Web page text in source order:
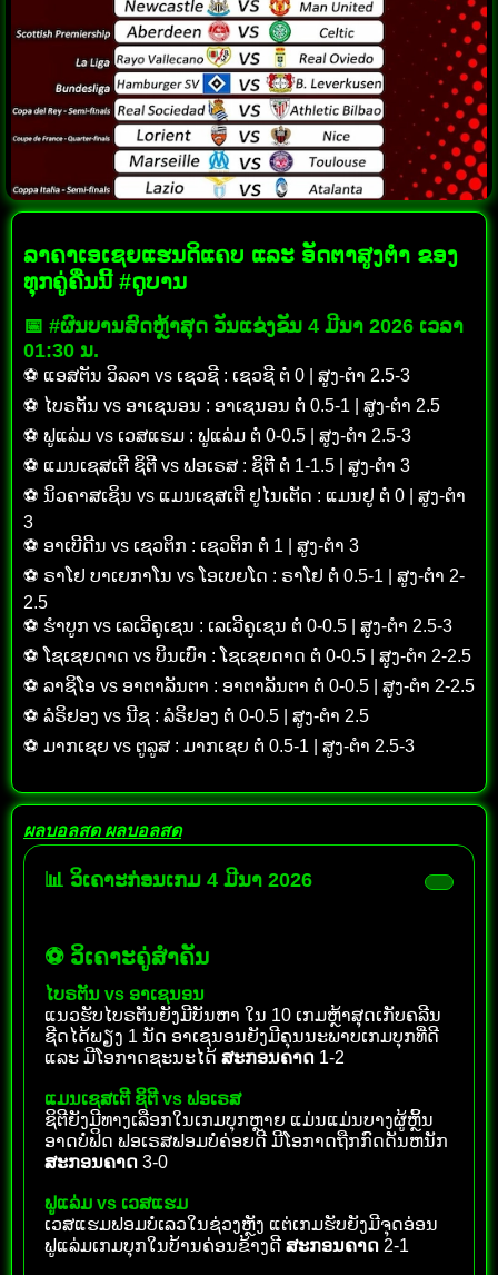
ລາຄາເອເຊຍແຮນດິແຄບ ແລະ ອັດຕາສູງຕໍາ ຂອງ
ທຸກຄູ່ຄືນນີ້ #ດູບານ
📅 #ຜົນບານສົດຫຼ້າສຸດ ວັນແຂ່ງຂັນ 4 ມີນາ 2026 ເວລາ
01:30 ນ.
⚽ ແອສຕັນ ວິລລາ vs ເຊວຊີ : ເຊວຊີ ຕໍ່ 0 | ສູງ-ຕໍາ 2.5-3
⚽ ໄບຣຕັນ vs ອາເຊນອນ : ອາເຊນອນ ຕໍ່ 0.5-1 | ສູງ-ຕໍາ 2.5
⚽ ຟູແລ່ມ vs ເວສແຮມ : ຟູແລ່ມ ຕໍ່ 0-0.5 | ສູງ-ຕໍາ 2.5-3
⚽ ແມນເຊສເຕີ ຊິຕີ vs ຟອເຣສ : ຊິຕີ ຕໍ່ 1-1.5 | ສູງ-ຕໍາ 3
⚽ ນິວຄາສເຊິນ vs ແມນເຊສເຕີ ຢູໄນເຕັດ : ແມນຢູ ຕໍ່ 0 | ສູງ-ຕໍາ
3
⚽ ອາເບີດີນ vs ເຊວຕິກ : ເຊວຕິກ ຕໍ່ 1 | ສູງ-ຕໍາ 3
⚽ ຣາໂຢ ບາເຍກາໂນ vs ໂອເບຍໂດ : ຣາໂຢ ຕໍ່ 0.5-1 | ສູງ-ຕໍາ 2-
2.5
⚽ ຮຳບູກ vs ເລເວີຄູເຊນ : ເລເວີຄູເຊນ ຕໍ່ 0-0.5 | ສູງ-ຕໍາ 2.5-3
⚽ ໂຊເຊຍດາດ vs ບິນເບົາ : ໂຊເຊຍດາດ ຕໍ່ 0-0.5 | ສູງ-ຕໍາ 2-2.5
⚽ ລາຊິໂອ vs ອາຕາລັນຕາ : ອາຕາລັນຕາ ຕໍ່ 0-0.5 | ສູງ-ຕໍາ 2-2.5
⚽ ລໍຣິຢອງ vs ນີຊ : ລໍຣິຢອງ ຕໍ່ 0-0.5 | ສູງ-ຕໍາ 2.5
⚽ ມາກເຊຍ vs ຕູລູສ : ມາກເຊຍ ຕໍ່ 0.5-1 | ສູງ-ຕໍາ 2.5-3
ผลบอลสดผลบอลสด
📊 ວິເຄາະກ່ອນເກມ 4 ມີນາ 2026
⚽ ວິເຄາະຄູ່ສຳຄັນ
ໄບຣຕັນ vs ອາເຊນອນ
ແນວຮັບໄບຣຕັນຍັງມີບັນຫາ ໃນ 10 ເກມຫຼ້າສຸດເກັບຄລີນ
ຊີດໄດ້ພຽງ 1 ນັດ ອາເຊນອນຍັງມີຄຸນນະພາບເກມບຸກທີ່ດີ
ແລະ ມີໂອກາດຊະນະໄດ້ ສະກອນຄາດ 1-2
ແມນເຊສເຕີ ຊິຕີ vs ຟອເຣສ
ຊິຕີຍັງມີທາງເລືອກໃນເກມບຸກຫຼາຍ ແມ່ນແມ່ນບາງຜູ້ຫຼິ້ນ
ອາດບໍ່ຟິດ ຟອເຣສຟອມບໍ່ຄ່ອຍດີ ມີໂອກາດຖືກກົດດັນຫນັກ
ສະກອນຄາດ 3-0
ຟູແລ່ມ vs ເວສແຮມ
ເວສແຮມຟອມບໍ່ເລວໃນຊ່ວງຫຼັງ ແຕ່ເກມຮັບຍັງມີຈຸດອ່ອນ
ຟູແລ່ມເກມບຸກໃນບ້ານຄ່ອນຂ້າງດີ ສະກອນຄາດ 2-1